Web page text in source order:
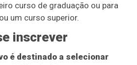
curso de graduação ou para
um curso superior.
inscrever
é destinado a selecionar